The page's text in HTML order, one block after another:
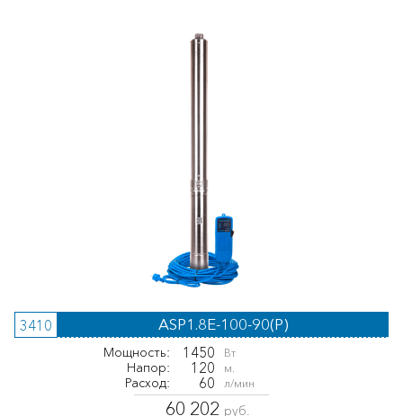
3410 ASP1.8E-100-90(P)
Мощность: 1450 Вт
Напор: 120 м.
Расход: 60 л/мин
60 202 руб.